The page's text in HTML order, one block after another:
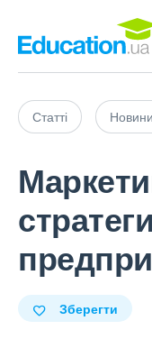
Статті Новини
Зберегти